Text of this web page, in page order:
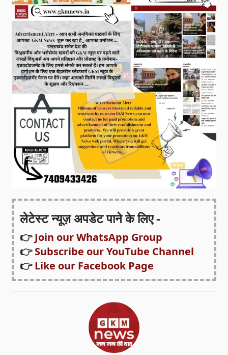
लेटेस्ट न्यूज़ अपडेट पाने के लिए -
👉Join our WhatsApp Group
👉Subscribe our YouTube Channel
👉Like our Facebook Page